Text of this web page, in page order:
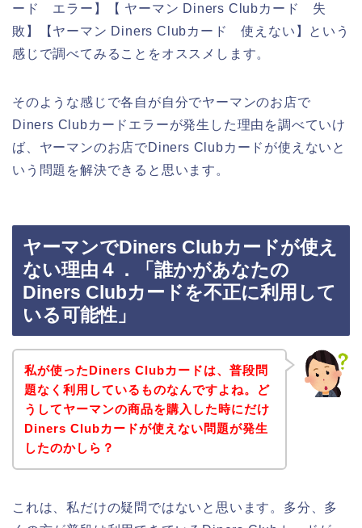
ード エラー】【 ヤーマン Diners Clubカード 失
敗】【ヤーマン Diners Clubカード 使えない】という
感じで調べてみることをオススメします。
そのような感じで各自が自分でヤーマンのお店で
Diners Clubカードエラーが発生した理由を調べていけ
ば、ヤーマンのお店でDiners Clubカードが使えないと
いう問題を解決できると思います。
ヤーマンでDiners Clubカードが使え
ない理由４．「誰かがあなたの
Diners Clubカードを不正に利用して
いる可能性」
私が使ったDiners Clubカードは、普段問
題なく利用しているものなんですよね。ど
うしてヤーマンの商品を購入した時にだけ
Diners Clubカードが使えない問題が発生
したのかしら？
これは、私だけの疑問ではないと思います。多分、多